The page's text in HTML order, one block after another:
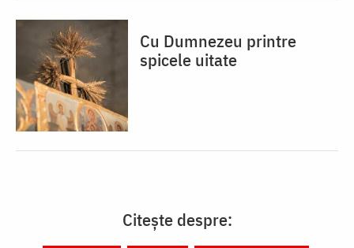
Cu Dumnezeu printre
spicele uitate
Citește despre: